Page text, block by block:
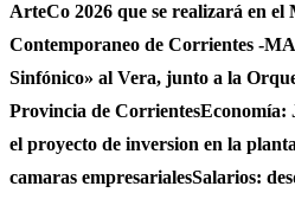
ArteCo 2026 que se realizará en el
Contemporaneo de Corrientes -
Sinfónico» al Vera, junto a la
Provincia de CorrientesEconomía:
el proyecto de inversion en la
camaras empresarialesSalarios: